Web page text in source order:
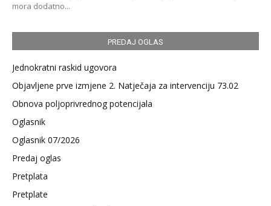
mora dodatno...
PREDAJ OGLAS
Jednokratni raskid ugovora
Objavljene prve izmjene 2. Natječaja za intervenciju 73.02
Obnova poljoprivrednog potencijala
Oglasnik
Oglasnik 07/2026
Predaj oglas
Pretplata
Pretplate